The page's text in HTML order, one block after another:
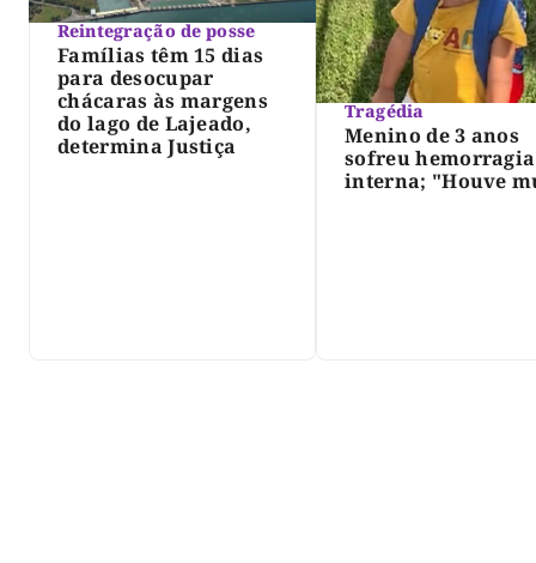
Reintegração de posse
Famílias têm 15 dias
para desocupar
chácaras às margens
do lago de Lajeado,
determina Justiça
Tragédia
Menino de 3 anos
sofreu hemorragia
interna; "Houve